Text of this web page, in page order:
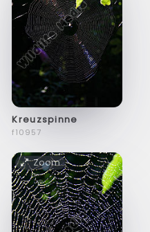
Kreuzspinne
f10957
Zoom